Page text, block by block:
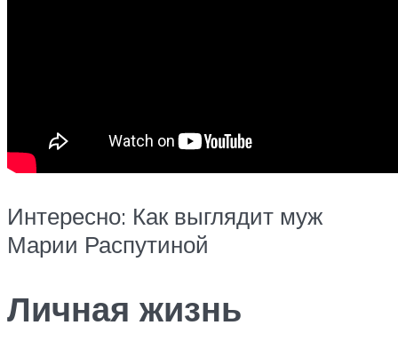
Интересно: Как выглядит муж
Марии Распутиной
Личная жизнь